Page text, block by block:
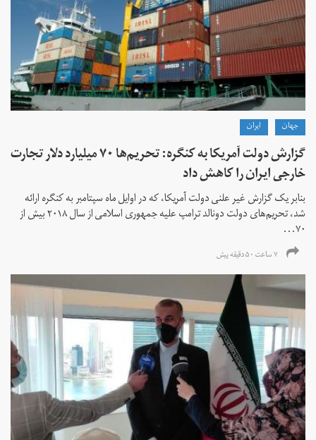
جهان ايران
گزارش دولت آمریکا به کنگره: تحریم‌ها ۷۰ میلیارد دلار تجارت
خارجی ایران را کاهش داد
بنابر یک گزارش غیر علنی دولت آمریکا، که در اوایل ماه سپتامبر به کنگره ارائه
شد، تحریم‌های دولت دونالد ترامپ علیه جمهوری اسلامی از سال ۲۰۱۸ بیش از
۷۰...
۷ ساعت ۵۰ دقیقه پیش